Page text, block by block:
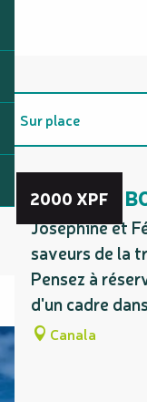
Sur place
Adresse utile
2000 XPF
CAMPING
Joséphine et
saveurs de la
Pensez à
d'un cadre
Canala